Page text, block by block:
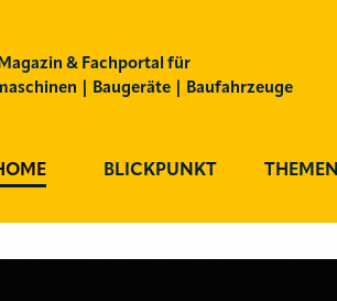
& Fachportal für
| Baugeräte | Baufahrzeuge
BLICKPUNKT THEMEN